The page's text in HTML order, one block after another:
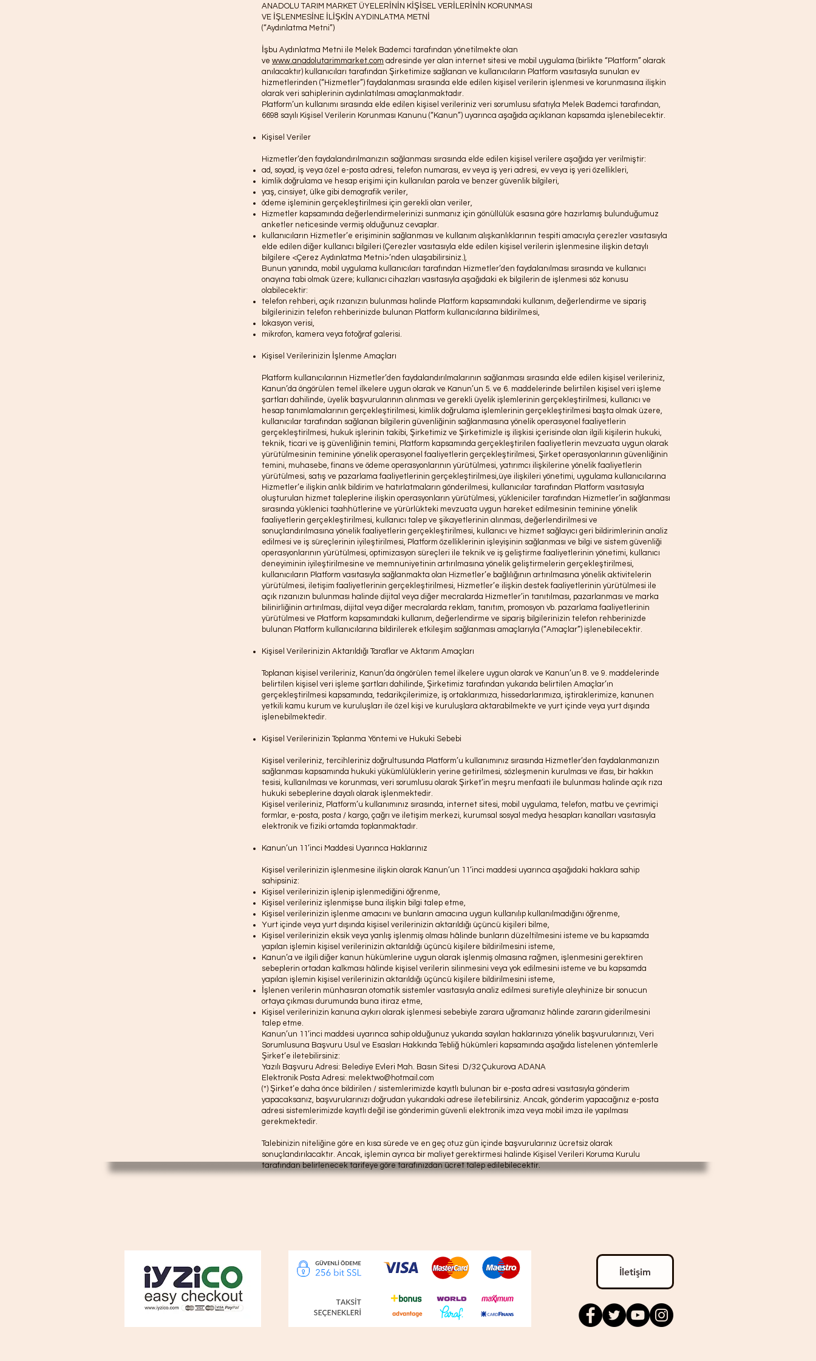
ANADOLU TARIM MARKET ÜYELERİNİN KİŞİSEL VERİLERİNİN KORUNMASI
VE İŞLENMESİNE İLİŞKİN AYDINLATMA METNİ
(“Aydınlatma Metni”)
İşbu Aydınlatma Metni ile Melek Bademci tarafından yönetilmekte olan
ve www.anadolutarimmarket.com adresinde yer alan internet sitesi ve mobil uygulama (birlikte “Platform” olarak
anılacaktır) kullanıcıları tarafından Şirketimize sağlanan ve kullanıcıların Platform vasıtasıyla sunulan ev
hizmetlerinden (“Hizmetler”) faydalanması sırasında elde edilen kişisel verilerin işlenmesi ve korunmasına ilişkin
olarak veri sahiplerinin aydınlatılması amaçlanmaktadır.
Platform’un kullanımı sırasında elde edilen kişisel verileriniz veri sorumlusu sıfatıyla Melek Bademci tarafından,
6698 sayılı Kişisel Verilerin Korunması Kanunu (“Kanun”) uyarınca aşağıda açıklanan kapsamda işlenebilecektir.
Kişisel Veriler
Hizmetler’den faydalandırılmanızın sağlanması sırasında elde edilen kişisel verilere aşağıda yer verilmiştir:
ad, soyad, iş veya özel e-posta adresi, telefon numarası, ev veya iş yeri adresi, ev veya iş yeri özellikleri,
kimlik doğrulama ve hesap erişimi için kullanılan parola ve benzer güvenlik bilgileri,
yaş, cinsiyet, ülke gibi demografik veriler,
ödeme işleminin gerçekleştirilmesi için gerekli olan veriler,
Hizmetler kapsamında değerlendirmelerinizi sunmanız için gönüllülük esasına göre hazırlamış bulunduğumuz
anketler neticesinde vermiş olduğunuz cevaplar.
kullanıcıların Hizmetler’e erişiminin sağlanması ve kullanım alışkanlıklarının tespiti amacıyla çerezler vasıtasıyla
elde edilen diğer kullanıcı bilgileri (Çerezler vasıtasıyla elde edilen kişisel verilerin işlenmesine ilişkin detaylı
bilgilere <Çerez Aydınlatma Metni>’nden ulaşabilirsiniz.),
Bunun yanında, mobil uygulama kullanıcıları tarafından Hizmetler’den faydalanılması sırasında ve kullanıcı
onayına tabi olmak üzere; kullanıcı cihazları vasıtasıyla aşağıdaki ek bilgilerin de işlenmesi söz konusu
olabilecektir:
telefon rehberi, açık rızanızın bulunması halinde Platform kapsamındaki kullanım, değerlendirme ve sipariş
bilgilerinizin telefon rehberinizde bulunan Platform kullanıcılarına bildirilmesi,
lokasyon verisi,
mikrofon, kamera veya fotoğraf galerisi.
Kişisel Verilerinizin İşlenme Amaçları
Platform kullanıcılarının Hizmetler’den faydalandırılmalarının sağlanması sırasında elde edilen kişisel verileriniz,
Kanun’da öngörülen temel ilkelere uygun olarak ve Kanun’un 5. ve 6. maddelerinde belirtilen kişisel veri işleme
şartları dahilinde, üyelik başvurularının alınması ve gerekli üyelik işlemlerinin gerçekleştirilmesi, kullanıcı ve
hesap tanımlamalarının gerçekleştirilmesi, kimlik doğrulama işlemlerinin gerçekleştirilmesi başta olmak üzere,
kullanıcılar tarafından sağlanan bilgilerin güvenliğinin sağlanmasına yönelik operasyonel faaliyetlerin
gerçekleştirilmesi, hukuk işlerinin takibi, Şirketimiz ve Şirketimizle iş ilişkisi içerisinde olan ilgili kişilerin hukuki,
teknik, ticari ve iş güvenliğinin temini, Platform kapsamında gerçekleştirilen faaliyetlerin mevzuata uygun olarak
yürütülmesinin teminine yönelik operasyonel faaliyetlerin gerçekleştirilmesi, Şirket operasyonlarının güvenliğinin
temini, muhasebe, finans ve ödeme operasyonlarının yürütülmesi, yatırımcı ilişkilerine yönelik faaliyetlerin
yürütülmesi, satış ve pazarlama faaliyetlerinin gerçekleştirilmesi,üye ilişkileri yönetimi, uygulama kullanıcılarına
Hizmetler’e ilişkin anlık bildirim ve hatırlatmaların gönderilmesi, kullanıcılar tarafından Platform vasıtasıyla
oluşturulan hizmet taleplerine ilişkin operasyonların yürütülmesi, yükleniciler tarafından Hizmetler’in sağlanması
sırasında yüklenici taahhütlerine ve yürürlükteki mevzuata uygun hareket edilmesinin teminine yönelik
faaliyetlerin gerçekleştirilmesi, kullanıcı talep ve şikayetlerinin alınması, değerlendirilmesi ve
sonuçlandırılmasına yönelik faaliyetlerin gerçekleştirilmesi, kullanıcı ve hizmet sağlayıcı geri bildirimlerinin analiz
edilmesi ve iş süreçlerinin iyileştirilmesi, Platform özelliklerinin işleyişinin sağlanması ve bilgi ve sistem güvenliği
operasyonlarının yürütülmesi, optimizasyon süreçleri ile teknik ve iş geliştirme faaliyetlerinin yönetimi, kullanıcı
deneyiminin iyileştirilmesine ve memnuniyetinin artırılmasına yönelik geliştirmelerin gerçekleştirilmesi,
kullanıcıların Platform vasıtasıyla sağlanmakta olan Hizmetler’e bağlılığının artırılmasına yönelik aktivitelerin
yürütülmesi, iletişim faaliyetlerinin gerçekleştirilmesi, Hizmetler’e ilişkin destek faaliyetlerinin yürütülmesi ile
açık rızanızın bulunması halinde dijital veya diğer mecralarda Hizmetler’in tanıtılması, pazarlanması ve marka
bilinirliğinin artırılması, dijital veya diğer mecralarda reklam, tanıtım, promosyon vb. pazarlama faaliyetlerinin
yürütülmesi ve Platform kapsamındaki kullanım, değerlendirme ve sipariş bilgilerinizin telefon rehberinizde
bulunan Platform kullanıcılarına bildirilerek etkileşim sağlanması amaçlarıyla (“Amaçlar”) işlenebilecektir.
Kişisel Verilerinizin Aktarıldığı Taraflar ve Aktarım Amaçları
Toplanan kişisel verileriniz, Kanun’da öngörülen temel ilkelere uygun olarak ve Kanun’un 8. ve 9. maddelerinde
belirtilen kişisel veri işleme şartları dahilinde, Şirketimiz tarafından yukarıda belirtilen Amaçlar’ın
gerçekleştirilmesi kapsamında, tedarikçilerimize, iş ortaklarımıza, hissedarlarımıza, iştiraklerimize, kanunen
yetkili kamu kurum ve kuruluşları ile özel kişi ve kuruluşlara aktarabilmekte ve yurt içinde veya yurt dışında
işlenebilmektedir.
Kişisel Verilerinizin Toplanma Yöntemi ve Hukuki Sebebi
Kişisel verileriniz, tercihleriniz doğrultusunda Platform’u kullanımınız sırasında Hizmetler’den faydalanmanızın
sağlanması kapsamında hukuki yükümlülüklerin yerine getirilmesi, sözleşmenin kurulması ve ifası, bir hakkın
tesisi, kullanılması ve korunması, veri sorumlusu olarak Şirket’in meşru menfaati ile bulunması halinde açık rıza
hukuki sebeplerine dayalı olarak işlenmektedir.
Kişisel verileriniz, Platform’u kullanımınız sırasında, internet sitesi, mobil uygulama, telefon, matbu ve çevrimiçi
formlar, e-posta, posta / kargo, çağrı ve iletişim merkezi, kurumsal sosyal medya hesapları kanalları vasıtasıyla
elektronik ve fiziki ortamda toplanmaktadır.
Kanun’un 11’inci Maddesi Uyarınca Haklarınız
Kişisel verilerinizin işlenmesine ilişkin olarak Kanun’un 11’inci maddesi uyarınca aşağıdaki haklara sahip
sahipsiniz:
Kişisel verilerinizin işlenip işlenmediğini öğrenme,
Kişisel verileriniz işlenmişse buna ilişkin bilgi talep etme,
Kişisel verilerinizin işlenme amacını ve bunların amacına uygun kullanılıp kullanılmadığını öğrenme,
Yurt içinde veya yurt dışında kişisel verilerinizin aktarıldığı üçüncü kişileri bilme,
Kişisel verilerinizin eksik veya yanlış işlenmiş olması hâlinde bunların düzeltilmesini isteme ve bu kapsamda
yapılan işlemin kişisel verilerinizin aktarıldığı üçüncü kişilere bildirilmesini isteme,
Kanun’a ve ilgili diğer kanun hükümlerine uygun olarak işlenmiş olmasına rağmen, işlenmesini gerektiren
sebeplerin ortadan kalkması hâlinde kişisel verilerin silinmesini veya yok edilmesini isteme ve bu kapsamda
yapılan işlemin kişisel verilerinizin aktarıldığı üçüncü kişilere bildirilmesini isteme,
İşlenen verilerin münhasıran otomatik sistemler vasıtasıyla analiz edilmesi suretiyle aleyhinize bir sonucun
ortaya çıkması durumunda buna itiraz etme,
Kişisel verilerinizin kanuna aykırı olarak işlenmesi sebebiyle zarara uğramanız hâlinde zararın giderilmesini
talep etme.
Kanun’un 11’inci maddesi uyarınca sahip olduğunuz yukarıda sayılan haklarınıza yönelik başvurularınızı, Veri
Sorumlusuna Başvuru Usul ve Esasları Hakkında Tebliğ hükümleri kapsamında aşağıda listelenen yöntemlerle
Şirket’e iletebilirsiniz:
Yazılı Başvuru Adresi: Belediye Evleri Mah. Basın Sitesi D/32 Çukurova ADANA
Elektronik Posta Adresi: melektwo@hotmail.com
(*) Şirket’e daha önce bildirilen / sistemlerimizde kayıtlı bulunan bir e-posta adresi vasıtasıyla gönderim
yapacaksanız, başvurularınızı doğrudan yukarıdaki adrese iletebilirsiniz. Ancak, gönderim yapacağınız e-posta
adresi sistemlerimizde kayıtlı değil ise gönderimin güvenli elektronik imza veya mobil imza ile yapılması
gerekmektedir.
Talebinizin niteliğine göre en kısa sürede ve en geç otuz gün içinde başvurularınız ücretsiz olarak
sonuçlandırılacaktır. Ancak, işlemin ayrıca bir maliyet gerektirmesi halinde Kişisel Verileri Koruma Kurulu
tarafından belirlenecek tarifeye göre tarafınızdan ücret talep edilebilecektir.
İletişim